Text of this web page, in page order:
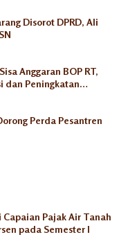
Disorot DPRD, Ali
Anggaran BOP RT,
dan Peningkatan
Perda Pesantren
Pajak Air Tanah
pada Semester I